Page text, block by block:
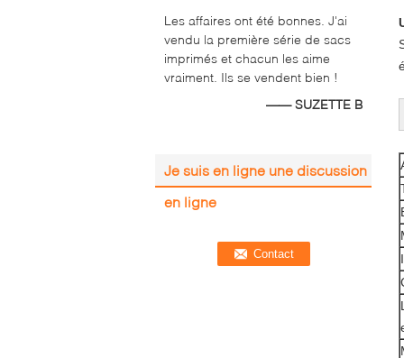
Les affaires ont été bonnes. J'ai
vendu la première série de sacs
imprimés et chacun les aime
vraiment. Ils se vendent bien !
—— SUZETTE B
Je suis en ligne une discussion
en ligne